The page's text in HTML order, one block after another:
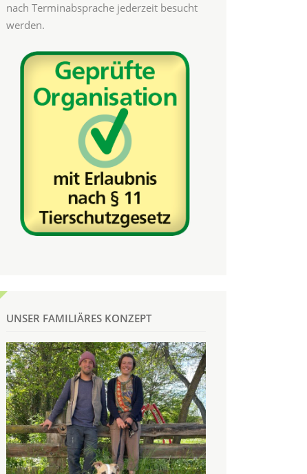
nach Terminabsprache jederzeit besucht
werden.
UNSER FAMILIÄRES KONZEPT